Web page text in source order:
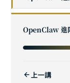
4 OpenClaw
OpenClaw 進
上一講